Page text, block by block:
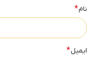
نام*
ایمیل*